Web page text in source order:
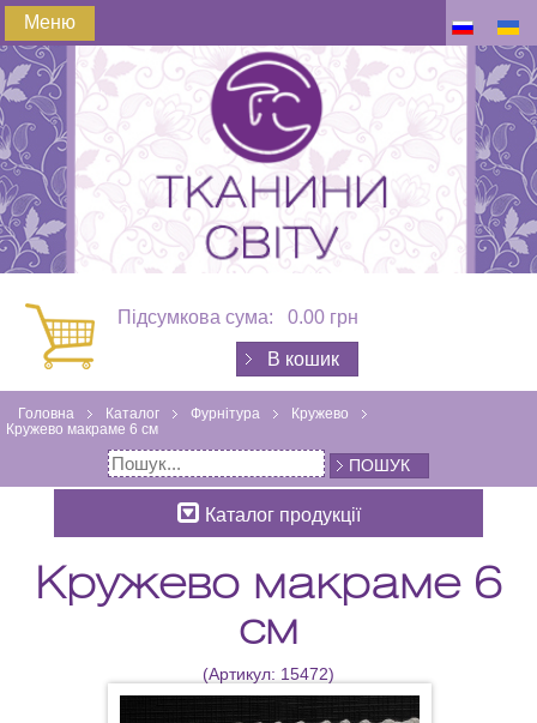
Меню
Підсумкова сума: 0.00 грн
В кошик
Головна Каталог Фурнітура
Кружево
Кружево макраме 6 см
ПОШУК
Каталог продукції
Кружево макраме 6
см
(Артикул: 15472)